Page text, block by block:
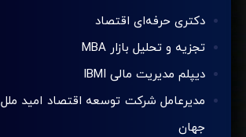
دکتری حرفه‌ای اقتصاد
تجزیه و تحلیل بازار MBA
دیپلم مدیریت مالی IBMI
مدیرعامل شرکت توسعه اقتصاد امید ملل
جهان